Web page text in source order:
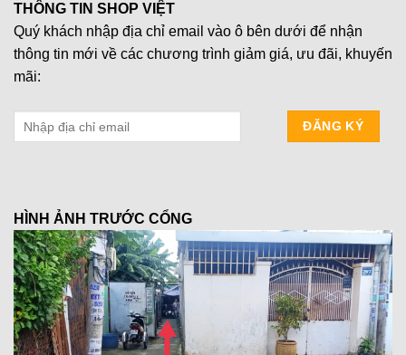
THÔNG TIN SHOP VIỆT
Quý khách nhập địa chỉ email vào ô bên dưới để nhận
thông tin mới về các chương trình giảm giá, ưu đãi, khuyến
mãi:
HÌNH ẢNH TRƯỚC CỔNG